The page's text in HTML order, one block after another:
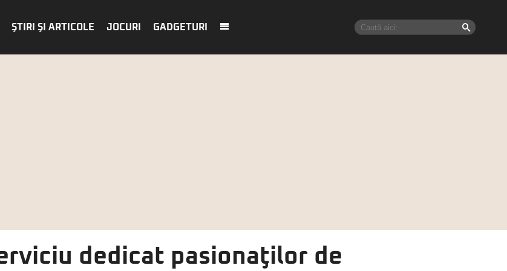
ŞTIRI ŞI ARTICOLE JOCURI GADGETURI
dedicat pasionaţilor de